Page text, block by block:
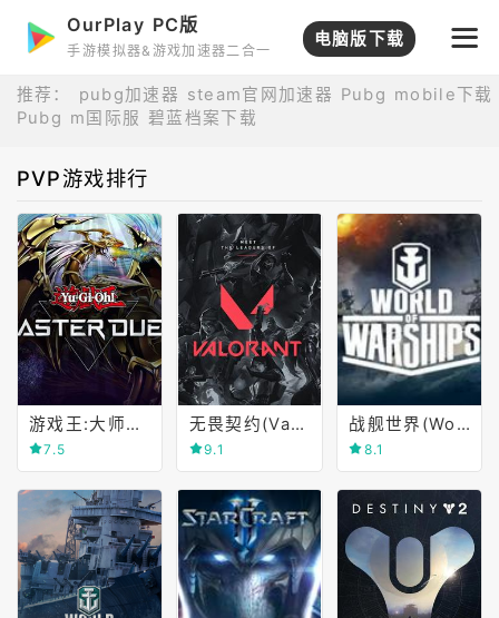
OurPlay PC版
手游模拟器&游戏加速器二合一
电脑版下载
推荐： pubg加速器 steam官网加速器
Pubg mobile下载
Pubg m国际服 碧蓝档案下载
PVP游戏排行
游戏王:大师对决(Yu-Gi-Oh! MASTER DUEL)
7.5
无畏契约(Valorant)
9.1
战舰世界(World of Warships)
8.1